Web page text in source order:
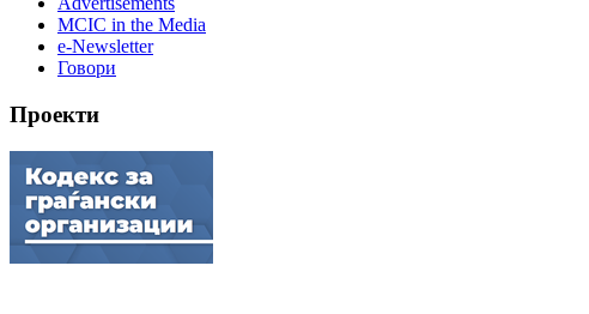
MCIC in the Media
e-Newsletter
Говори
Проекти